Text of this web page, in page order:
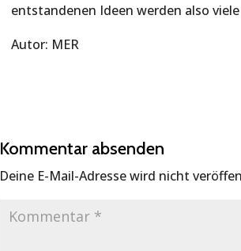
entstandenen Ideen werden also
Autor: MER
Kommentar absenden
Deine E-Mail-Adresse wird nicht